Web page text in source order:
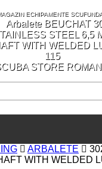
ECHIPAMENTE
STORE
ARBALETE
WITH WELDED